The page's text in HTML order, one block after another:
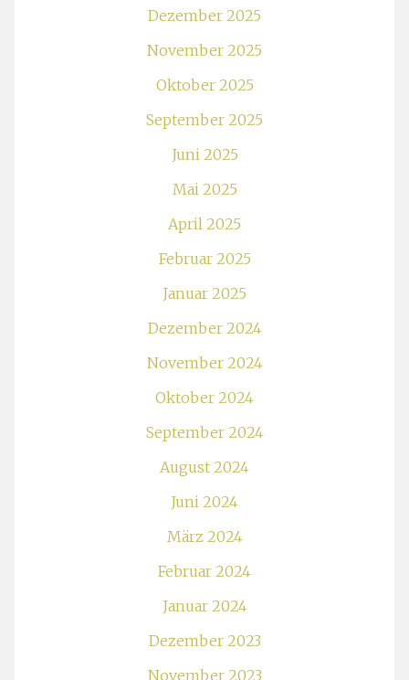
Dezember 2025
November 2025
Oktober 2025
September 2025
Juni 2025
Mai 2025
April 2025
Februar 2025
Januar 2025
Dezember 2024
November 2024
Oktober 2024
September 2024
August 2024
Juni 2024
März 2024
Februar 2024
Januar 2024
Dezember 2023
November 2023